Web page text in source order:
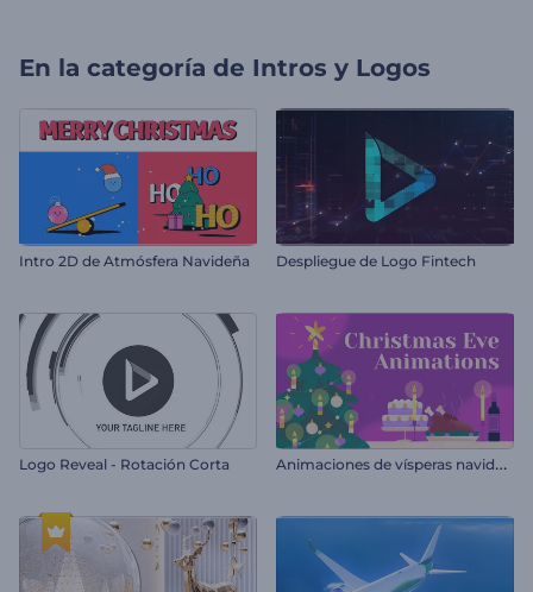
En la categoría de Intros y Logos
Intro 2D de Atmósfera Navideña Despliegue de Logo Fintech
Logo Reveal - Rotación Corta A
nimaciones de vísperas navideñas